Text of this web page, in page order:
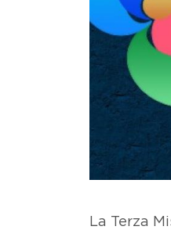
La Terza